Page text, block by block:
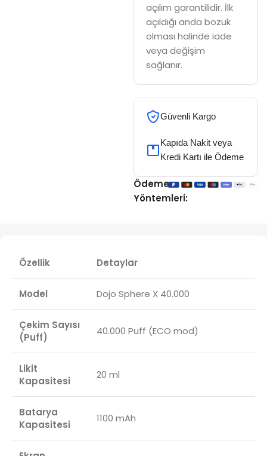
açılım garantilidir. İlk
açıldığı anda bozuk
olması halinde iade
veya değişim
sağlanır.
Güvenli Kargo
Kapıda Nakit veya
Kredi Kartı ile Ödeme
Ödeme
Yöntemleri:
Özellik Detaylar
Model Dojo Sphere X 40.000
Çekim Sayısı
(Puff)
40.000 Puff (ECO mod)
Likit
Kapasitesi
20 ml
Batarya
Kapasitesi
1100 mAh